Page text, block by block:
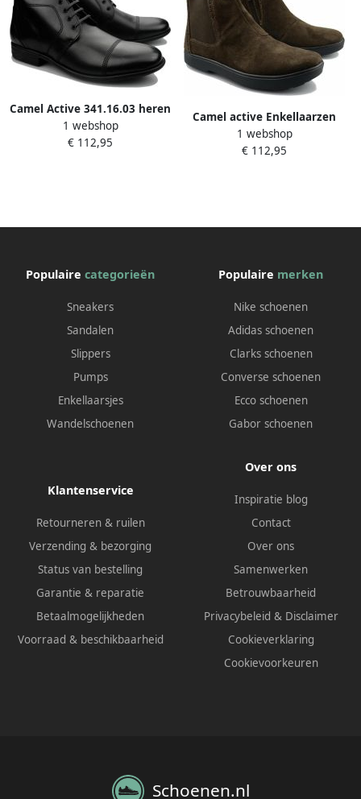
Camel Active 341.16.03 heren
veterschoen zwart
1 webshop
€ 112,95
Camel active Enkellaarzen
van suède Brown Heren
1 webshop
€ 112,95
Populaire categorieën
Sneakers
Sandalen
Slippers
Pumps
Enkellaarsjes
Wandelschoenen
Populaire merken
Nike schoenen
Adidas schoenen
Clarks schoenen
Converse schoenen
Ecco schoenen
Gabor schoenen
Klantenservice
Retourneren & ruilen
Verzending & bezorging
Status van bestelling
Garantie & reparatie
Betaalmogelijkheden
Voorraad & beschikbaarheid
Over ons
Inspiratie blog
Contact
Over ons
Samenwerken
Betrouwbaarheid
Privacybeleid & Disclaimer
Cookieverklaring
Cookievoorkeuren
Schoenen.nl